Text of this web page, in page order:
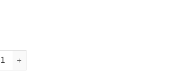
太陽眼鏡-銀緣風采 數量